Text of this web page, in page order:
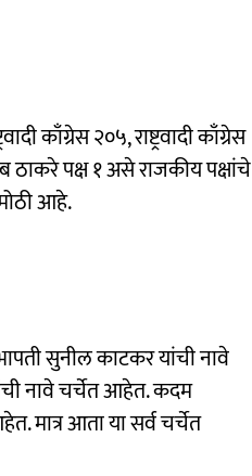
काँग्रेस २०५, राष्ट्रवादी काँग्रेस
ठाकरे पक्ष १ असे राजकीय पक्षांचे
आहे.
सुनील काटकर यांची नावे
नावे चर्चेत आहेत. कदम
मात्र आता या सर्व चर्चेत